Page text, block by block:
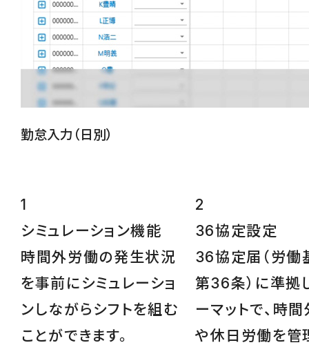
勤怠入力（日別）
1
シミュレーション機能
時間外労働の発生状況
を事前にシミュレーショ
ンしながらシフトを組む
ことができます。
2
36協定設定
36協定届（労働
第36条）に準拠
ーマットで、時
や休日労働を管